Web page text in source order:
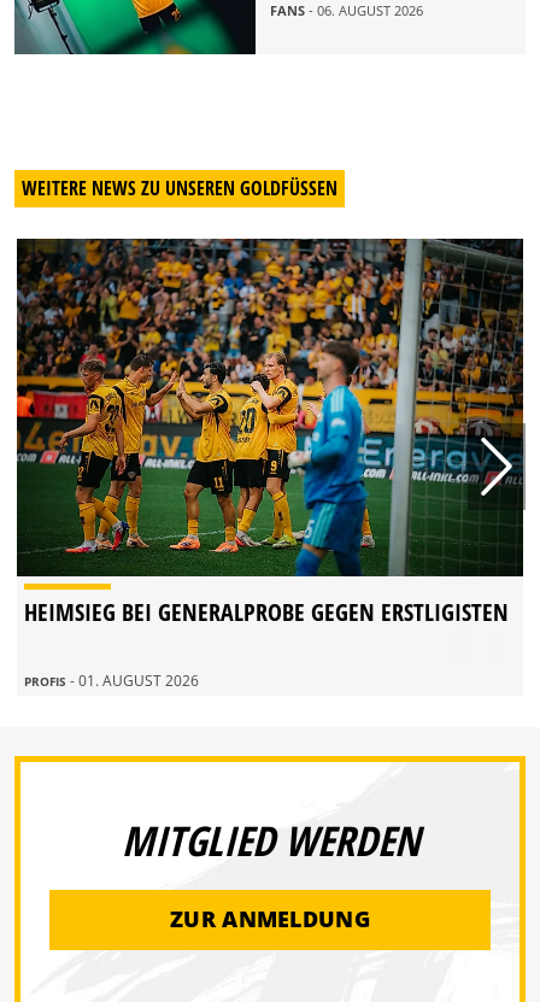
FANS - 06. AUGUST 2026
WEITERE NEWS ZU UNSEREN GOLDFÜSSEN
HEIMSIEG BEI GENERALPROBE GEGEN ERSTLIGISTEN
PROFIS - 01. AUGUST 2026
MITGLIED WERDEN
ZUR ANMELDUNG